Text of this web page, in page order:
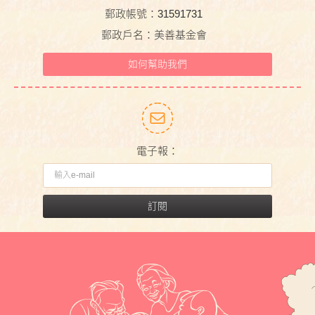
郵政帳號：31591731
郵政戶名：美善基金會
如何幫助我們
電子報：
訂閱